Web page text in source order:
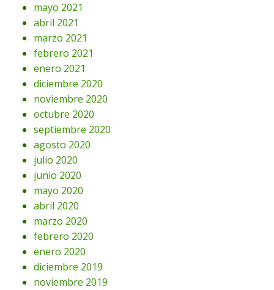
mayo 2021
abril 2021
marzo 2021
febrero 2021
enero 2021
diciembre 2020
noviembre 2020
octubre 2020
septiembre 2020
agosto 2020
julio 2020
junio 2020
mayo 2020
abril 2020
marzo 2020
febrero 2020
enero 2020
diciembre 2019
noviembre 2019